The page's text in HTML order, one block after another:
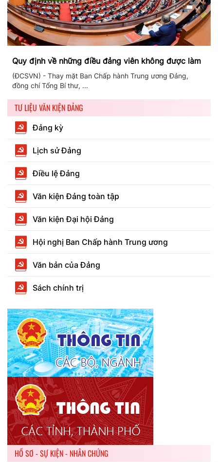
Quy định về những điều đảng viên không được làm
(ĐCSVN) - Thay mặt Ban Chấp hành Trung ương Đảng,
đồng chí Tổng Bí thư, ...
TƯ LIỆU VĂN KIỆN ĐẢNG
Đảng kỳ
Lịch sử Đảng
Điều lệ Đảng
Văn kiện Đảng toàn tập
Văn kiện Đại hội Đảng
Hội nghị Ban Chấp hành Trung ương
Văn bản của Đảng
Sách chính trị
HỒ SƠ - SỰ KIỆN - NHÂN CHỨNG